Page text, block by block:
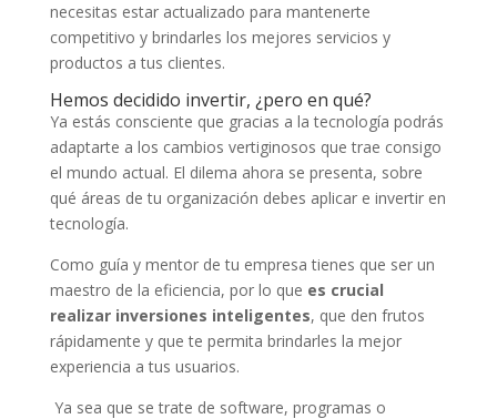
necesitas estar actualizado para mantenerte
competitivo y brindarles los mejores servicios y
productos a tus clientes.
Hemos decidido invertir, ¿pero en qué?
Ya estás consciente que gracias a la tecnología podrás
adaptarte a los cambios vertiginosos que trae consigo
el mundo actual. El dilema ahora se presenta, sobre
qué áreas de tu organización debes aplicar e invertir en
tecnología.
Como guía y mentor de tu empresa tienes que ser un
maestro de la eficiencia, por lo que es crucial
realizar inversiones inteligentes, que den frutos
rápidamente y que te permita brindarles la mejor
experiencia a tus usuarios.
Ya sea que se trate de software, programas o